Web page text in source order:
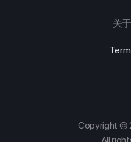
关
Copyright ©